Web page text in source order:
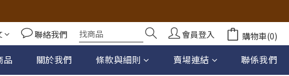
聯絡我們 會員登入 購物車(0)
品 關於我們 條款與細則 賣場連結 聯係我們
立即購買